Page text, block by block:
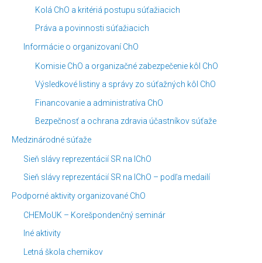
Kolá ChO a kritériá postupu súťažiacich
Práva a povinnosti súťažiacich
Informácie o organizovaní ChO
Komisie ChO a organizačné zabezpečenie kôl ChO
Výsledkové listiny a správy zo súťažných kôl ChO
Financovanie a administratíva ChO
Bezpečnosť a ochrana zdravia účastníkov súťaže
Medzinárodné súťaže
Sieň slávy reprezentácií SR na IChO
Sieň slávy reprezentácií SR na IChO – podľa medailí
Podporné aktivity organizované ChO
CHEMoUK – Korešpondenčný seminár
Iné aktivity
Letná škola chemikov